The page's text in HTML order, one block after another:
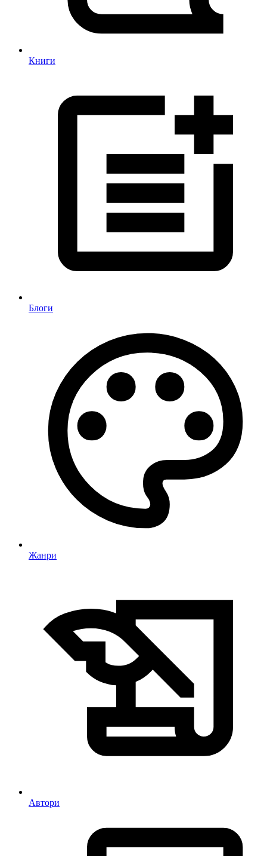
Книги
Блоги
Жанри
Автори